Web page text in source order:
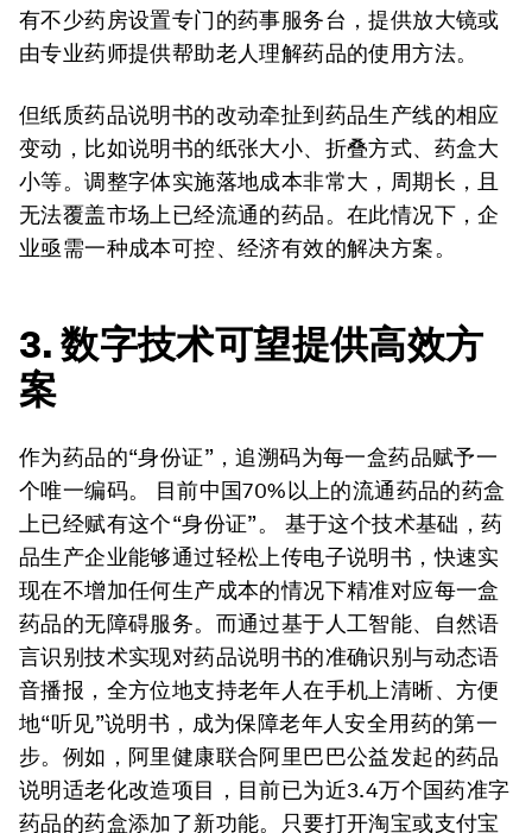
有不少药房设置专门的药事服务台，提供放大镜或
由专业药师提供帮助老人理解药品的使用方法。
但纸质药品说明书的改动牵扯到药品生产线的相应
变动，比如说明书的纸张大小、折叠方式、药盒大
小等。调整字体实施落地成本非常大，周期长，且
无法覆盖市场上已经流通的药品。在此情况下，企
业亟需一种成本可控、经济有效的解决方案。
3. 数字技术可望提供高效方
案
作为药品的“身份证”，追溯码为每一盒药品赋予一
个唯一编码。 目前中国70%以上的流通药品的药盒
上已经赋有这个“身份证”。 基于这个技术基础，药
品生产企业能够通过轻松上传电子说明书，快速实
现在不增加任何生产成本的情况下精准对应每一盒
药品的无障碍服务。而通过基于人工智能、自然语
言识别技术实现对药品说明书的准确识别与动态语
音播报，全方位地支持老年人在手机上清晰、方便
地“听见”说明书，成为保障老年人安全用药的第一
步。例如，阿里健康联合阿里巴巴公益发起的药品
说明适老化改造项目，目前已为近3.4万个国药准字
药品的药盒添加了新功能。只要打开淘宝或支付宝